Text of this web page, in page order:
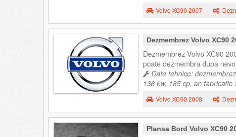
Volvo XC90 2007
Dezmembrez Volvo XC90
Dezmembrez Volvo XC90
poate dezmembra dupa
Date tehnice:
136 kw, 185 cp, an fabricatie
Volvo XC90 2008
Plansa Bord Volvo XC90